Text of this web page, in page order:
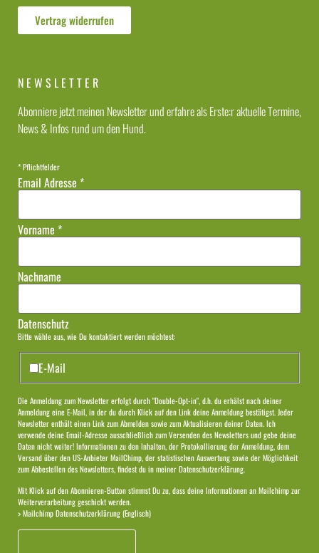
Vertrag widerrufen
NEWSLETTER
Abonniere jetzt meinen Newsletter und erfahre als Erste:r aktuelle Termine,
News & Infos rund um den Hund.
*Pflichtfelder
Email Adresse *
Vorname *
Nachname
Datenschutz
Bitte wähle aus, wie Du kontaktiert werden möchtest:
E-Mail
Die Anmeldung zum Newsletter erfolgt durch "Double-Opt-in", d.h. du erhälst nach deiner
Anmeldung eine E-Mail, in der du durch Klick auf den Link deine Anmeldung bestätigst. Jeder
Newsletter enthält einen Link zum Abmelden sowie zum Aktualisieren deiner Daten. Ich
verwende deine Email-Adresse ausschließlich zum Versenden des Newsletters und gebe deine
Daten nicht weiter! Informationen zu den Inhalten, der Protokollierung der Anmeldung, dem
Versand über den US-Anbieter MailChimp, der statistischen Auswertung sowie der Möglichkeit
zum Abbestellen des Newsletters, findest du in meinerDatenschutzerklärung.
Mit Klick auf den Abonnieren-Button stimmst Du zu, dass deine Informationen an Mailchimp zur
Weiterverarbeitung geschickt werden.
> Mailchimp Datenschutzerklärung (Englisch)